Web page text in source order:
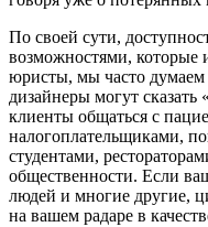
По своей сути,
возможностями, которые
юристы, мы часто думаем
дизайнеры могут
клиенты общаться с
налогоплательщиками,
студентами,
общественности. Если
людей и многие другие,
на вашем радаре в